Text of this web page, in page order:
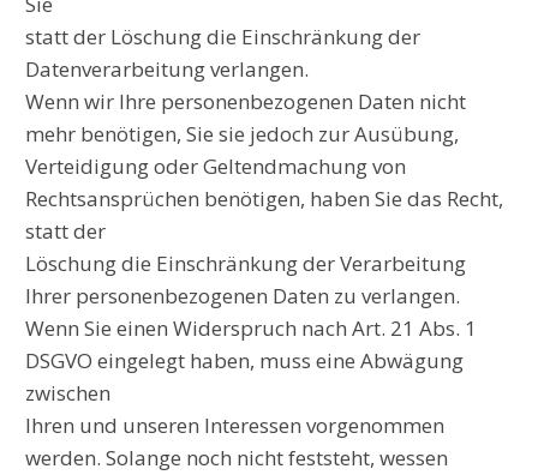
statt der Löschung die Einschränkung der
Datenverarbeitung verlangen.
Wenn wir Ihre personenbezogenen Daten nicht
mehr benötigen, Sie sie jedoch zur Ausübung,
Verteidigung oder Geltendmachung von
Rechtsansprüchen benötigen, haben Sie das Recht,
statt der
Löschung die Einschränkung der Verarbeitung
Ihrer personenbezogenen Daten zu verlangen.
Wenn Sie einen Widerspruch nach Art. 21 Abs. 1
DSGVO eingelegt haben, muss eine Abwägung
zwischen
Ihren und unseren Interessen vorgenommen
werden. Solange noch nicht feststeht, wessen